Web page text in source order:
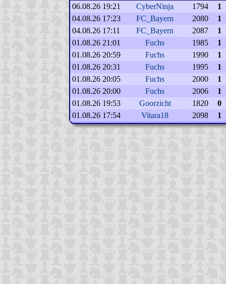
06.08.26 19:21 CyberNinja 1794
1
04.08.26 17:23
FC_Bayern 2080
1
04.08.26 17:11
FC_Bayern 2087
1
01.08.26 21:01
Fuchs 1985
1
01.08.26 20:59
Fuchs 1990
1
01.08.26 20:31
Fuchs 1995
1
01.08.26 20:05
Fuchs 2000
1
01.08.26 20:00
Fuchs 2006
1
01.08.26 19:53
Goorzicht 1820
0
01.08.26 17:54
Vitara18 2098 1